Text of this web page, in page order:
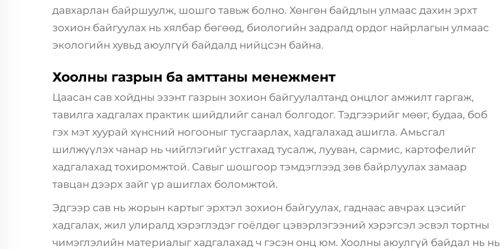
давхарлан байршуулж, шошго тавьж болно. Хөнгөн байдлын улмаас дахин эрхт
зохион байгуулах нь хялбар бөгөөд, биологийн задралд ордог найрлагын улмаас
экологийн хувьд аюулгүй байдалд нийцсэн байна.
Хоолны газрын ба амттаны менежмент
Цаасан сав хойдны эзэнт газрын зохион байгуулалтанд онцлог амжилт гаргаж,
тавилга хадгалах практик шийдлийг санал болгодог. Тэдгээрийг мөөг, будаа, боб
гэх мэт хуурай хүнсний ногооныг тусгаарлах, хадгалахад ашигла. Амьсгал
шилжүүлэх чанар нь чийглэгийг устгахад тусалж, лууван, сармис, картофелийг
хадгалахад тохиромжтой. Савыг шошгоор тэмдэглээд зөв байрлуулах замаар
тавцан дээрх зайг үр ашиглах боломжтой.
Эдгээр сав нь жорын картыг эрхтэл зохион байгуулах, гаднаас авчрах цэсийг
хадгалах, жил улиралд хэрэглэдэг гоёлдөг цэвэрлэгээний хэрэгсэл эсвэл тортны
чимэглэлийн материалыг хадгалахад ч гэсэн онц юм. Хоолны аюулгүй байдал нь нь